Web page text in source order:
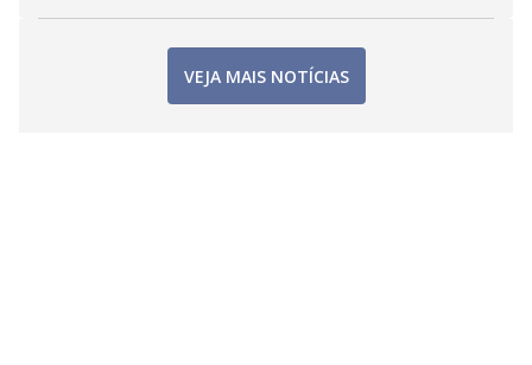
VEJA MAIS NOTÍCIAS